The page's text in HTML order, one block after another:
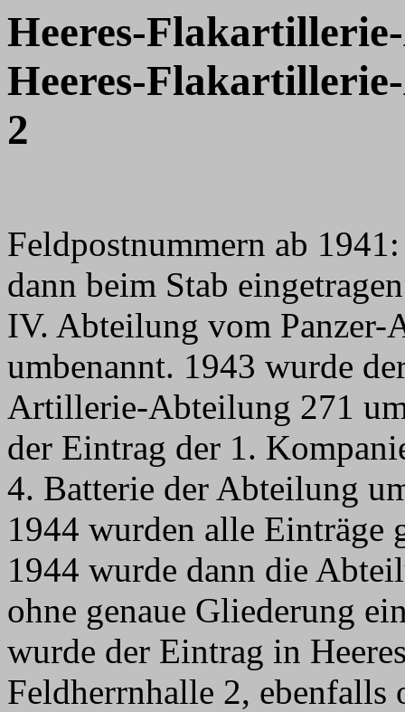
Heeres-
Heeres-
2
Feldpostnummern ab
dann beim Stab
IV. Abteilung vom
umbenannt. 1943 wurde
Artillerie-Abteilung 271
der Eintrag der 1.
4. Batterie der Abteilung
1944 wurden alle Einträge
1944 wurde dann die
ohne genaue Gliederung
wurde der Eintrag in
Feldherrnhalle 2, ebenfalls